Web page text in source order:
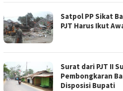
Satpol PP Sikat
PJT Harus Ikut
Surat dari PJT II
Pembongkaran
Disposisi Bupati